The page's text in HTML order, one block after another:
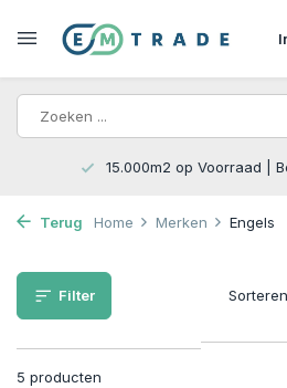
15.000m2 op Voorraad |
Terug Home Merken Engels
Filter
5 producten